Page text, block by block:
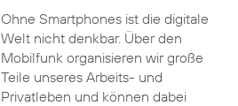
Ohne Smartphones ist die digitale
Welt nicht denkbar. Über den
Mobilfunk organisieren wir große
Teile unseres Arbeits- und
Privatleben und können dabei